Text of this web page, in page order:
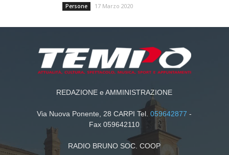
Persone 17 Marzo 2020
REDAZIONE e AMMINISTRAZIONE
Via Nuova Ponente, 28 CARPI Tel.059642877 -
Fax 059642110
RADIO BRUNO SOC. COOP